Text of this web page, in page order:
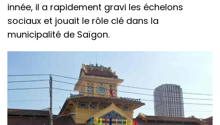
innée, il a rapidement gravi les échelons
sociaux et jouait le rôle clé dans la
municipalité de Saïgon.